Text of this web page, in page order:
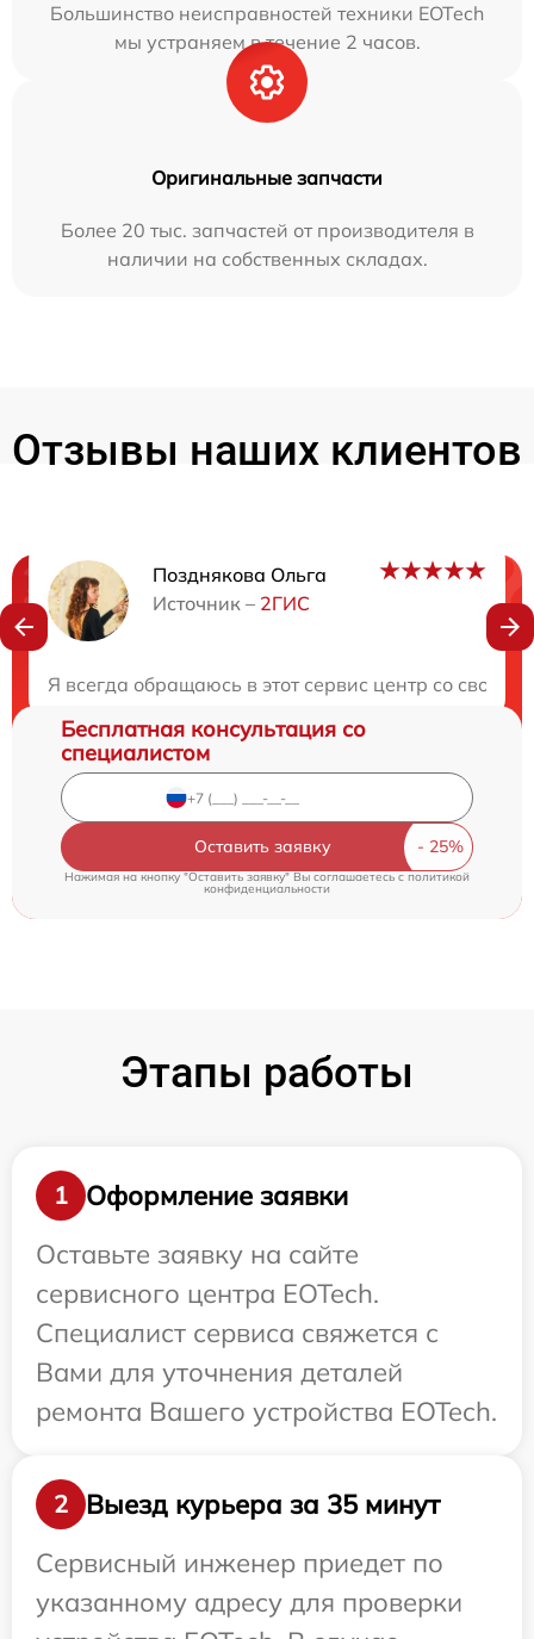
Большинство неисправностей техники EOTech
мы устраняем в течение 2 часов.
Оригинальные запчасти
Более 20 тыс. запчастей от производителя в
наличии на собственных складах.
Отзывы наших клиентов
Позднякова Ольга
Источник – 2ГИС
Я всегда обращаюсь в этот сервис центр со своей
Нужна консультация?
Бесплатная консультация со
специалистом
Оставить заявку
Нажимая на кнопку "Оставить заявку" Вы соглашаетесь cполитикой
конфиденциальности
Этапы работы
1
Оформление заявки
Оставьте заявку на сайте
сервисного центра EOTech.
Специалист сервиса свяжется с
Вами для уточнения деталей
ремонта Вашего устройства EOTech.
2
Выезд курьера за 35 минут
Сервисный инженер приедет по
указанному адресу для проверки